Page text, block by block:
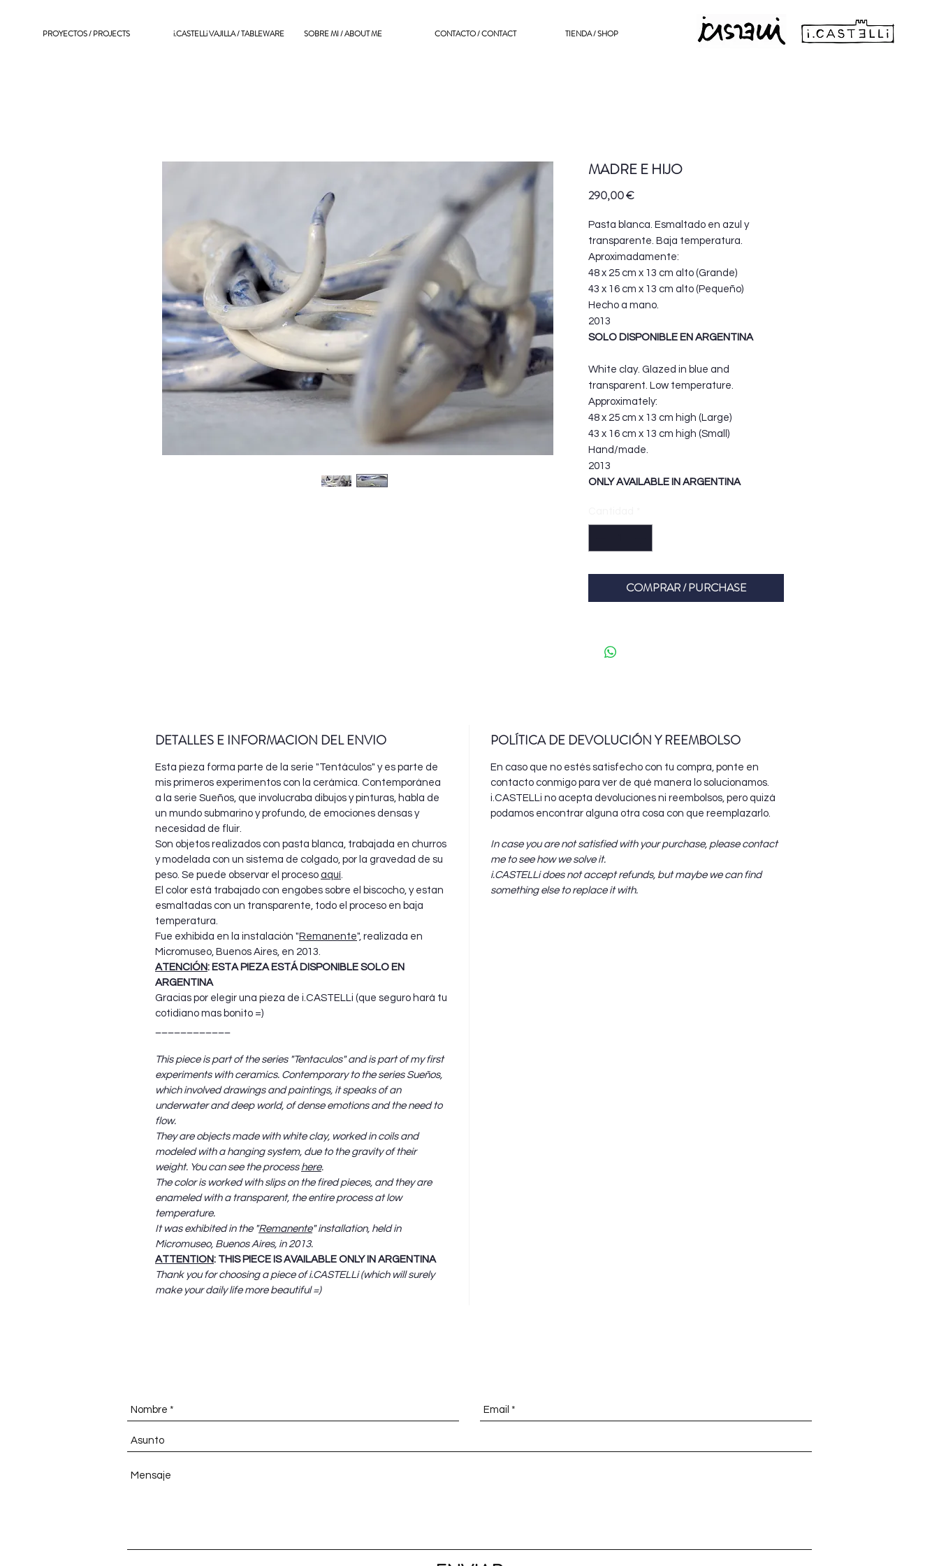
PROYECTOS / PROJECTS i.CASTELLi VAJILLA / TABLEWARE SOBRE MI / ABOUT ME CONTACTO / CONTACT TIENDA / SHOP
MADRE E HIJO
290,00 €Precio
Pasta blanca. Esmaltado en azul y
transparente. Baja temperatura.
Aproximadamente:
48 x 25 cm x 13 cm alto (Grande)
43 x 16 cm x 13 cm alto (Pequeño)
Hecho a mano.
2013
SOLO DISPONIBLE EN ARGENTINA
White clay. Glazed in blue and
transparent. Low temperature.
Approximately:
48 x 25 cm x 13 cm high (Large)
43 x 16 cm x 13 cm high (Small)
Hand/made.
2013
ONLY AVAILABLE IN ARGENTINA
COMPRAR / PURCHASE
DETALLES E INFORMACION DEL ENVIO
Esta pieza forma parte de la serie "Tentáculos" y es parte de
mis primeros experimentos con la cerámica. Contemporánea
a la serie Sueños, que involucraba dibujos y pinturas, habla de
un mundo submarino y profundo, de emociones densas y
necesidad de fluir.
Son objetos realizados con pasta blanca, trabajada en churros
y modelada con un sistema de colgado, por la gravedad de su
peso. Se puede observar el proceso aquí
El color está trabajado con engobes sobre el biscocho, y estan
esmaltadas con un transparente, todo el proceso en baja
temperatura.
Fue exhibida en la instalación "Remanente", realizada en
Micromuseo, Buenos Aires, en 2013.
ATENCIÓN: ESTA PIEZA ESTÁ DISPONIBLE SOLO EN
ARGENTINA
Gracias por elegir una pieza de i.CASTELLi (que seguro hará tu
cotidiano mas bonito =)
This piece is part of the series "Tentaculos" and is part of my first
experiments with ceramics. Contemporary to the series Sueños,
which involved drawings and paintings, it speaks of an
underwater and deep world, of dense emotions and the need to
flow.
They are objects made with white clay, worked in coils and
modeled with a hanging system, due to the gravity of their
weight. You can see the process here.
The color is worked with slips on the fired pieces, and they are
enameled with a transparent, the entire process at low
temperature.
It was exhibited in the "Remanente" installation, held in
Micromuseo, Buenos Aires, in 2013.
ATTENTION: THIS PIECE IS AVAILABLE ONLY IN ARGENTINA
Thank you for choosing a piece of i.CASTELLi (which will surely
make your daily life more beautiful =)
POLÍTICA DE DEVOLUCIÓN Y REEMBOLSO
En caso que no estés satisfecho con tu compra, ponte en
contacto conmigo para ver de qué manera lo solucionamos.
i.CASTELLi no acepta devoluciones ni reembolsos, pero quizá
podamos encontrar alguna otra cosa con que reemplazarlo.
In case you are not satisfied with your purchase, please contact
me to see how we solve it.
i.CASTELLi does not accept refunds, but maybe we can find
something else to replace it with.